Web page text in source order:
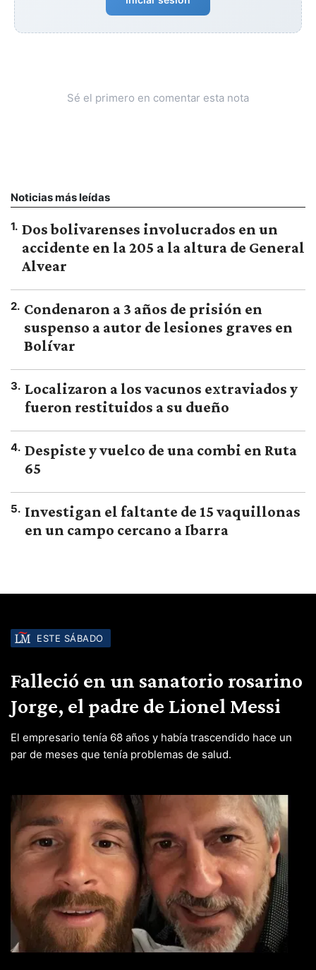
Sé el primero en comentar esta nota
Noticias más leídas
1. Dos bolivarenses involucrados en un
accidente en la 205 a la altura de General
Alvear
2. Condenaron a 3 años de prisión en
suspenso a autor de lesiones graves en
Bolívar
3. Localizaron a los vacunos extraviados y
fueron restituidos a su dueño
4. Despiste y vuelco de una combi en Ruta
65
5. Investigan el faltante de 15 vaquillonas
en un campo cercano a Ibarra
ESTE SÁBADO
Falleció en un sanatorio rosarino
Jorge, el padre de Lionel Messi
El empresario tenía 68 años y había trascendido hace un
par de meses que tenía problemas de salud.